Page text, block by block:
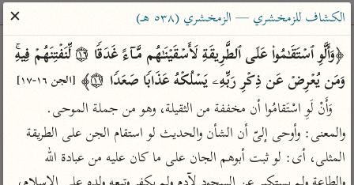
ساهم معنا في نشر القرآن والعلم الشرعي
الباحث القرآني
بحث تفسير مصاحف معاجم
Type 2 or more characters for results.
الكشاف للزمخشري — الزمخشري (٥٣٨ هـ)
✕
وَمَن یُعۡرِضۡ عَن ذِكۡرِ رَبِّهِۦ یَسۡلُكۡهُ عَذَابࣰا صَعَدࣰا ۝١٧﴾
[الجن ١٦-١٧]